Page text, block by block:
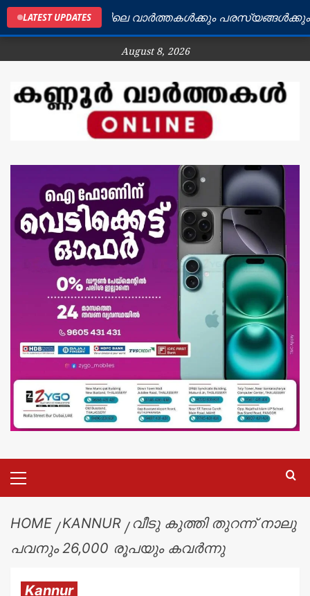
LATEST UPDATES
കണ്ണൂർ ജില്ലയിലെ വാർത്തകൾക്കും പരസ്യങ്ങൾക്കും
August 8, 2026
HOME KANNUR
വീടു കുത്തി തുറന്ന് നാലു
പവനും 26,000 രൂപയും കവർന്നു
Kannur